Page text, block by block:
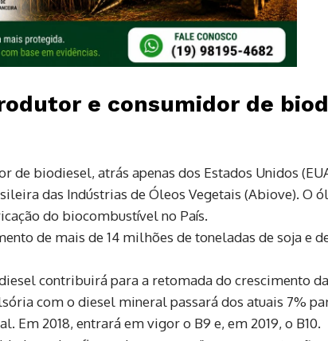
e consumidor de
biodiesel, atrás apenas dos Estados Unidos
das Indústrias de Óleos Vegetais (Abiove). O
do biocombustível no País.
de mais de 14 milhões de toneladas de soja e
contribuirá para a retomada do crescimento da
com o diesel mineral passará dos atuais 7%
Em 2018, entrará em vigor o B9 e, em 2019, o B10.